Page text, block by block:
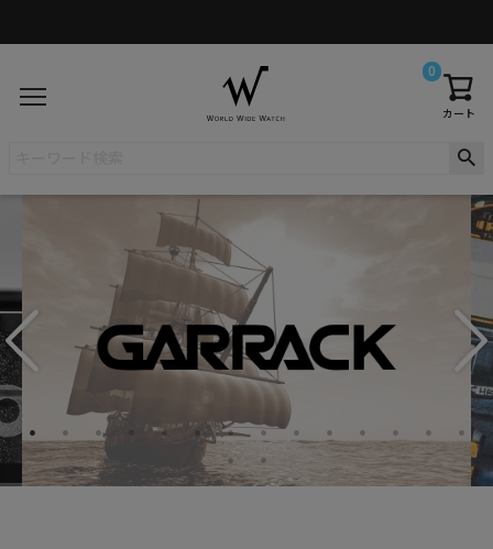
カート
0